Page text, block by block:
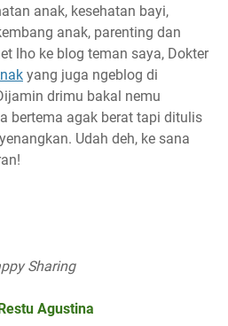
anak, kesehatan bayi,
anak, parenting dan
lho ke blog teman saya, Dokter
yang juga ngeblog di
drimu bakal nemu
bertema agak berat tapi ditulis
Udah deh, ke sana
Sharing
Agustina